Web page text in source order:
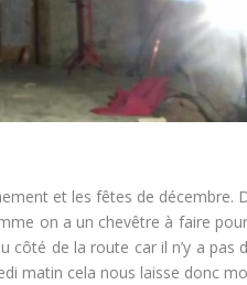
et les fêtes de décembre.
on a un chevêtre à faire
de la route car il n’y a pas
matin cela nous laisse donc